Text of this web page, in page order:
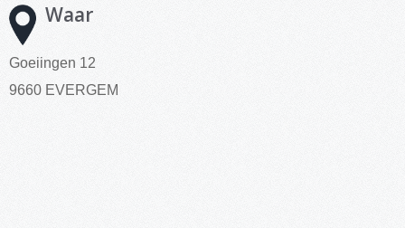
Waar
Goeiingen 12
9660 EVERGEM